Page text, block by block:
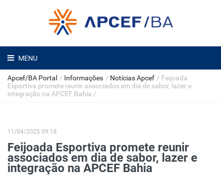
MENU
Apcef/BA Portal / Informações / Notícias Apcef / Feijoada
Esportiva promete reunir associados em dia de sabor, lazer e
integração na APCEF Bahia /
11/04/2025 09:18
Feijoada Esportiva promete reunir
associados em dia de sabor, lazer e
integração na APCEF Bahia